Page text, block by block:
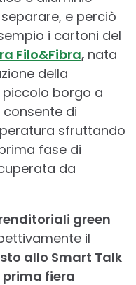
e perciò
i cartoni del
Filo&Fibra, nata
della
borgo a
di
sfruttando
fase di
da
green
il
allo Smart Talk
prima fiera